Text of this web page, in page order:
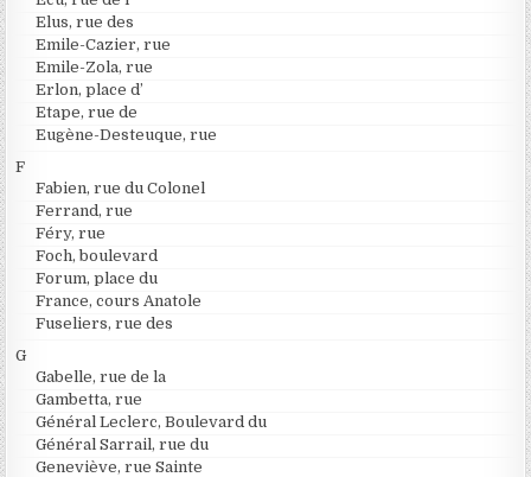
Elus, rue des
Emile-Cazier, rue
Emile-Zola, rue
Erlon, place d’
Etape, rue de
Eugène-Desteuque, rue
F
Fabien, rue du Colonel
Ferrand, rue
Féry, rue
Foch, boulevard
Forum, place du
France, cours Anatole
Fuseliers, rue des
G
Gabelle, rue de la
Gambetta, rue
Général Leclerc, Boulevard du
Général Sarrail, rue du
Geneviève, rue Sainte